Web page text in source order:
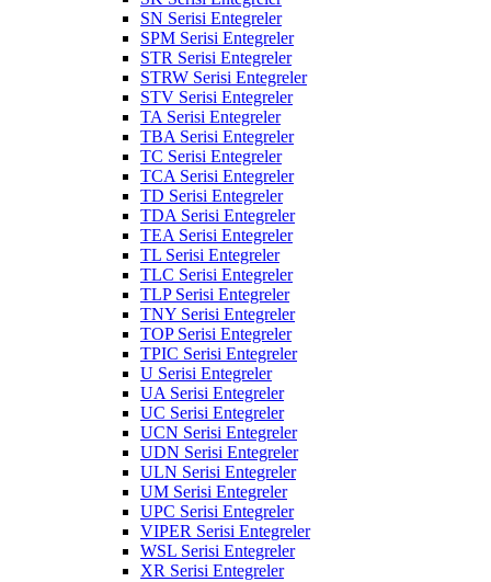
SN Serisi Entegreler
SPM Serisi Entegreler
STR Serisi Entegreler
STRW Serisi Entegreler
STV Serisi Entegreler
TA Serisi Entegreler
TBA Serisi Entegreler
TC Serisi Entegreler
TCA Serisi Entegreler
TD Serisi Entegreler
TDA Serisi Entegreler
TEA Serisi Entegreler
TL Serisi Entegreler
TLC Serisi Entegreler
TLP Serisi Entegreler
TNY Serisi Entegreler
TOP Serisi Entegreler
TPIC Serisi Entegreler
U Serisi Entegreler
UA Serisi Entegreler
UC Serisi Entegreler
UCN Serisi Entegreler
UDN Serisi Entegreler
ULN Serisi Entegreler
UM Serisi Entegreler
UPC Serisi Entegreler
VIPER Serisi Entegreler
WSL Serisi Entegreler
XR Serisi Entegreler